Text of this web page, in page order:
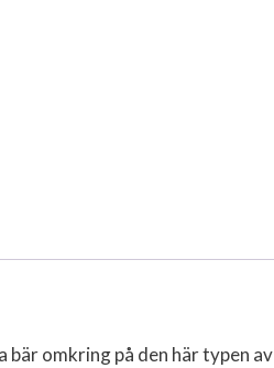
omkring på den här typen av